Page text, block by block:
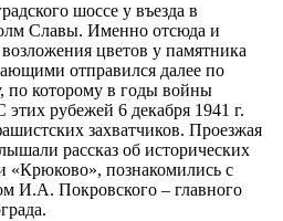
шоссе у въезда в
Славы. Именно отсюда и
цветов у памятника
отправился далее по
по которому в годы войны
рубежей 6 декабря 1941 г.
захватчиков. Проезжая
рассказ об исторических
«Крюково», познакомились с
И.А. Покровского – главного